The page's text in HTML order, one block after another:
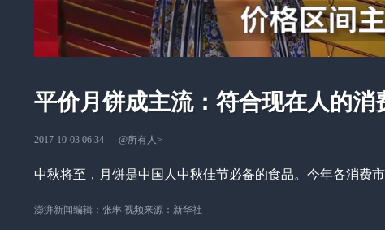
平价月饼成主流：符合现在人的消
2017-10-03 06:34 @所有人 >
中秋将至，月饼是中国人中秋佳节必备的食品。今年各消费
澎湃新闻编辑：张琳 视频来源：新华社